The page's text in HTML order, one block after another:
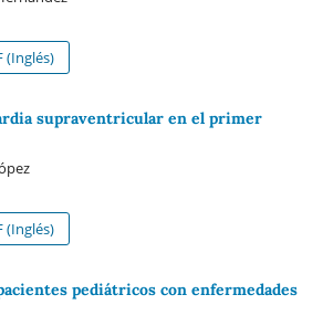
(Inglés)
supraventricular en el primer
(Inglés)
pediátricos con enfermedades